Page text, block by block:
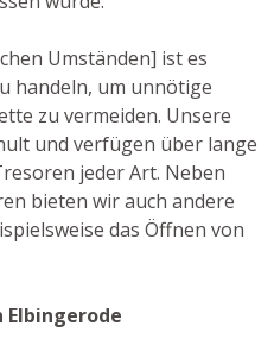
Umständen] ist es
handeln, um unnötige
zu vermeiden. Unsere
und verfügen über lange
jeder Art. Neben
bieten wir auch andere
das Öffnen von
Elbingerode